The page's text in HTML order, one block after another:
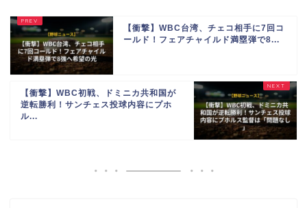
【衝撃】WBC台湾、チェコ相手に7回コ
ールド！フェアチャイルド満塁弾で8...
【衝撃】WBC初戦、ドミニカ共和国が
逆転勝利！サンチェス投球内容にプホ
ル...